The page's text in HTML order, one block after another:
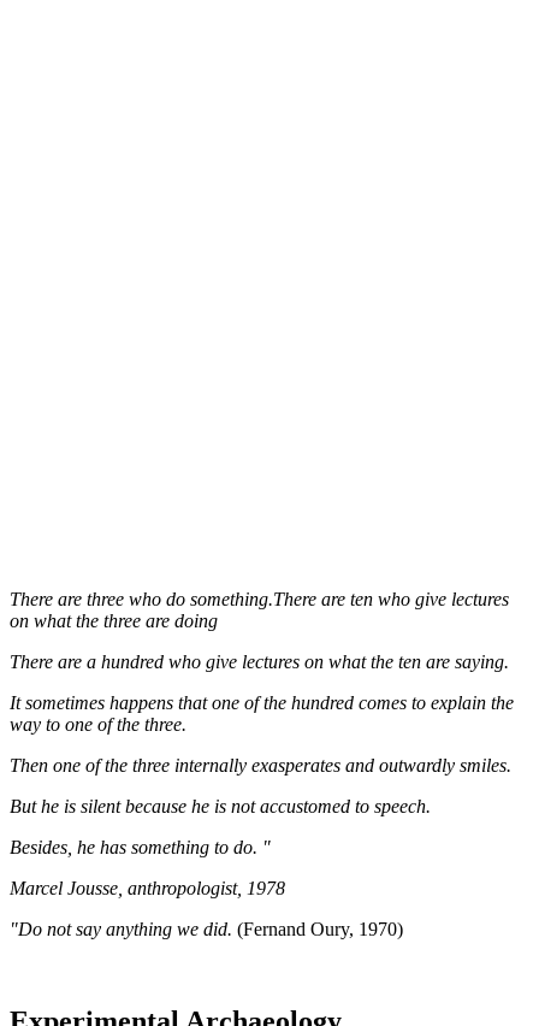
There are three who do something.There are ten who give lectures
on what the three are doing
There are a hundred who give lectures on what the ten are saying.
It sometimes happens that one of the hundred comes to explain the
way to one of the three.
Then one of the three internally exasperates and outwardly smiles.
But he is silent because he is not accustomed to speech.
Besides, he has something to do. "
Marcel Jousse, anthropologist, 1978
"Do not say anything we did. (Fernand Oury, 1970)